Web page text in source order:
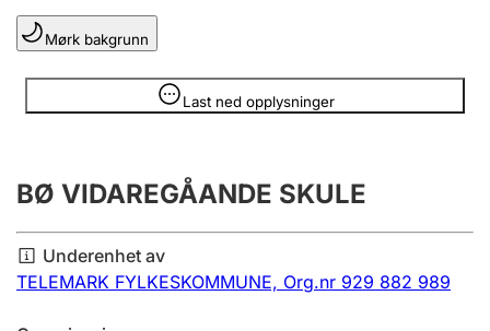
Lag og forening
Registrere, endre, slette
Årsregnskap
Innsending og forsinkelsesgebyr
Mørk bakgrunn
Last ned opplysninger
Opplysninger er skjult
BØ VIDAREGÅANDE SKULE
Underenhet av
TELEMARK FYLKESKOMMUNE, Org.nr 929 882 989